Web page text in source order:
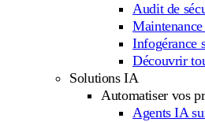
Audit de
Infogérance
Découvrir
Solutions IA
Automatiser vos
Agents IA